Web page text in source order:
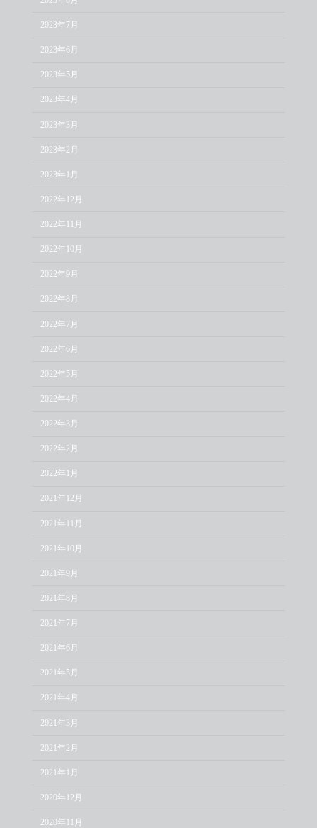
2023年7月
2023年6月
2023年5月
2023年4月
2023年3月
2023年2月
2023年1月
2022年12月
2022年11月
2022年10月
2022年9月
2022年8月
2022年7月
2022年6月
2022年5月
2022年4月
2022年3月
2022年2月
2022年1月
2021年12月
2021年11月
2021年10月
2021年9月
2021年8月
2021年7月
2021年6月
2021年5月
2021年4月
2021年3月
2021年2月
2021年1月
2020年12月
2020年11月